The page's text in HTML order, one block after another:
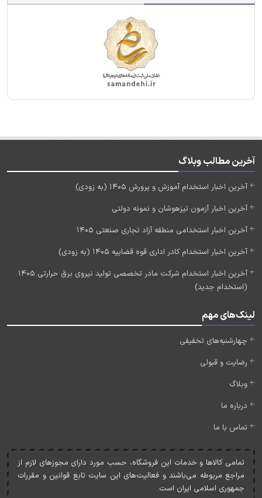
آخرین مطالب وبلاگ
آخرین اخبار استخدام آموزش و پرورش 1405 (به زودی)
آخرین اخبار آزمون تیزهوشان و نمونه دولتی
آخرین اخبار استخدامی منطقه آزاد تجاری صنعتی 1405
آخرین اخبار استخدام کادر اداری قوه قضاییه 1405 (به زودی)
آخرین اخبار استخدام شرکت مادر تخصصی تولید نیروی برق حرارتی 1405
(استخدام جدید)
لینک‌های مهم
چهارشنبه‌های تخفیفی
رضایت و قبولی
وبلاگ
درباره ما
تماس با ما
تمامی کالاها و خدمات اين فروشگاه، حسب مورد دارای مجوزهای لازم از
مراجع مربوطه می‌باشند و فعاليت‌های اين سايت تابع قوانين و مقررات
جمهوری اسلامی ايران است.